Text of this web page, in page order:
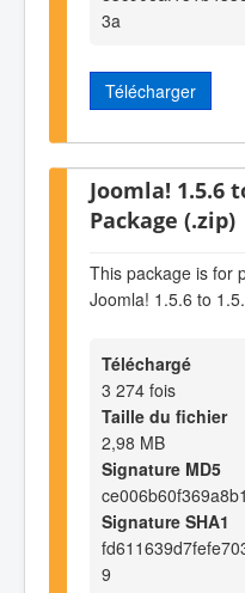
3a
Télécharger
Joomla! 1.5.6
Package (.zip)
This package is for
Joomla! 1.5.6 to
Téléchargé
3 274 fois
Taille du fichier
2,98 MB
Signature MD5
Signature SHA1
9